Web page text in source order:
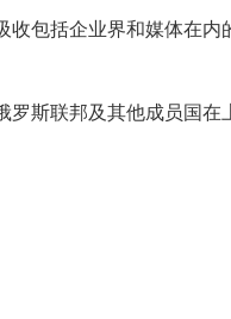
收包括企业界和媒体在内
罗斯联邦及其他成员国在